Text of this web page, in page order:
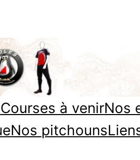
Courses à venirNos
Nos pitchouns